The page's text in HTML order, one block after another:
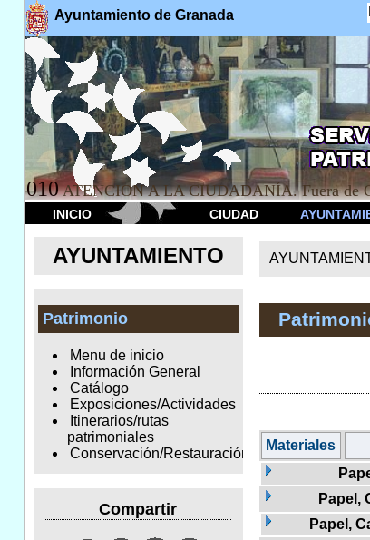
Ayuntamiento de Granada
010 ATENCION A LA CIUDADANÍA. Fuera de
INICIO CIUDAD
AYUNTAMIENTO
Patrimonio
Menu de inicio
Información General
Catálogo
Exposiciones/Actividades
Itinerarios/rutas
patrimoniales
Conservación/Restauración
Compartir
Materiales
Papel,
Papel,